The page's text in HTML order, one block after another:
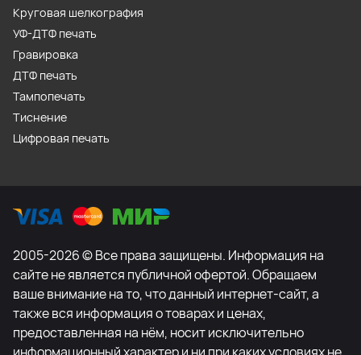
Круговая шелкография
УФ-ДТФ печать
Гравировка
ДТФ печать
Тампопечать
Тиснение
Цифровая печать
2005-2026 © Все права защищены. Информация на
сайте не является публичной офертой. Обращаем
ваше внимание на то, что данный интернет-сайт, а
также вся информация о товарах и ценах,
предоставленная на нём, носит исключительно